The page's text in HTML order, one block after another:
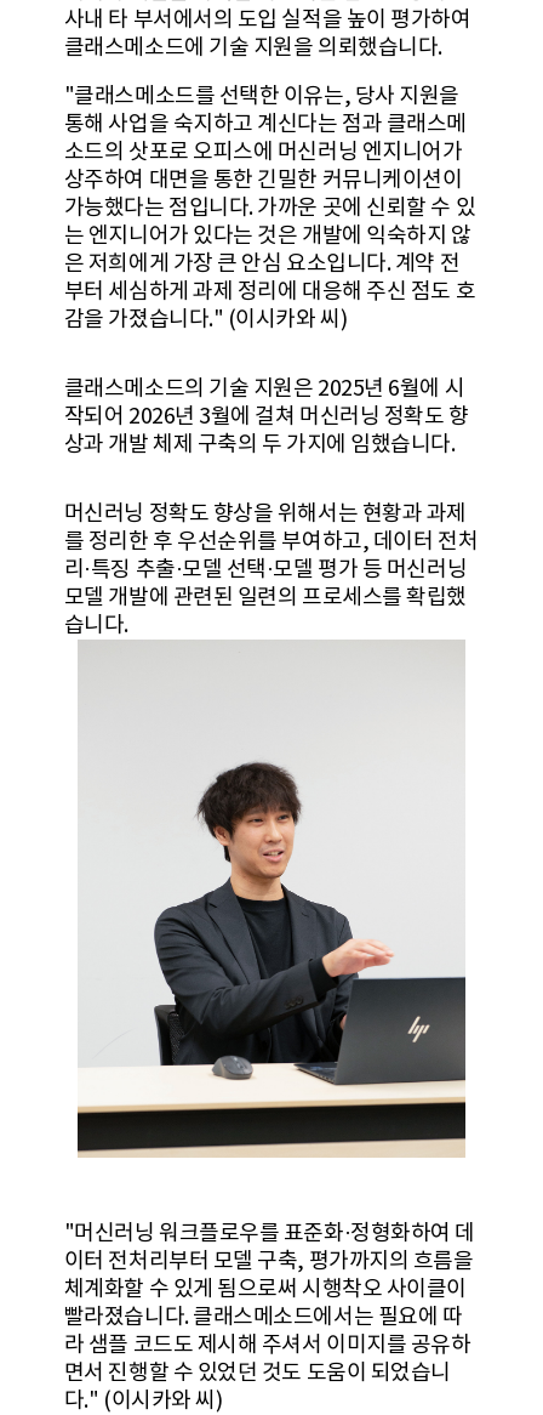
사내 타 부서에서의 도입 실적을 높이 평가하여
클래스메소드에 기술 지원을 의뢰했습니다.
"클래스메소드를 선택한 이유는, 당사 지원을
통해 사업을 숙지하고 계신다는 점과 클래스메
소드의 삿포로 오피스에 머신러닝 엔지니어가
상주하여 대면을 통한 긴밀한 커뮤니케이션이
가능했다는 점입니다. 가까운 곳에 신뢰할 수 있
는 엔지니어가 있다는 것은 개발에 익숙하지 않
은 저희에게 가장 큰 안심 요소입니다. 계약 전
부터 세심하게 과제 정리에 대응해 주신 점도 호
감을 가졌습니다." (이시카와 씨)
클래스메소드의 기술 지원은 2025년 6월에 시
작되어 2026년 3월에 걸쳐 머신러닝 정확도 향
상과 개발 체제 구축의 두 가지에 임했습니다.
머신러닝 정확도 향상을 위해서는 현황과 과제
를 정리한 후 우선순위를 부여하고, 데이터 전처
리·특징 추출·모델 선택·모델 평가 등 머신러닝
모델 개발에 관련된 일련의 프로세스를 확립했
습니다.
"머신러닝 워크플로우를 표준화·정형화하여 데
이터 전처리부터 모델 구축, 평가까지의 흐름을
체계화할 수 있게 됨으로써 시행착오 사이클이
빨라졌습니다. 클래스메소드에서는 필요에 따
라 샘플 코드도 제시해 주셔서 이미지를 공유하
면서 진행할 수 있었던 것도 도움이 되었습니
다." (이시카와 씨)